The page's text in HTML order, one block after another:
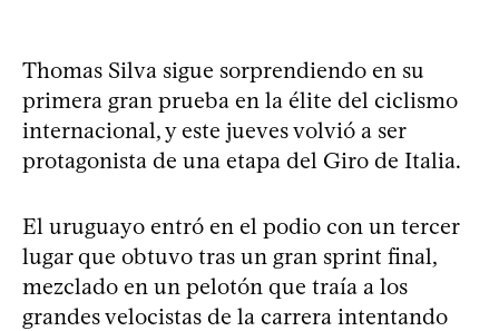
Thomas Silva sigue sorprendiendo en su
primera gran prueba en la élite del ciclismo
internacional, y este jueves volvió a ser
protagonista de una etapa del Giro de Italia.
El uruguayo entró en el podio con un tercer
lugar que obtuvo tras un gran sprint final,
mezclado en un pelotón que traía a los
grandes velocistas de la carrera intentando